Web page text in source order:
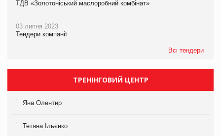
ТДВ «Золотоніський маслоробний комбінат»
03 липня 2023
Тендери компанії
Всі тендери
ТРЕНІНГОВИЙ ЦЕНТР
Яна Олентир
Тетяна Ільєнко